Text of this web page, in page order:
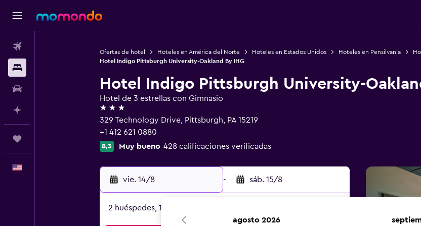
Ofertas de hotel Hoteles en América del Norte Hoteles en Estados Unidos Hoteles en Pensilvania
Hotel Indigo Pittsburgh University-Oakland By IHG
Hotel Indigo Pittsburgh University-
Hotel de 3 estrellas con Gimnasio
3 estrellas
329 Technology Drive, Pittsburgh, PA 15219
+1 412 621 0880
8,3 Muy bueno 428 calificaciones verificadas
vie. 14/8 - sáb. 15/8
2 huéspedes, 1 habitación
agosto 2026